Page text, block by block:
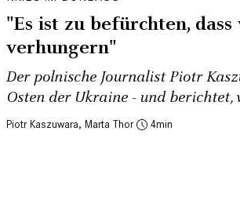
"Es ist zu befürchten,
verhungern"
Der polnische Journalist Piotr
Osten der Ukraine - und berichtet,
Piotr Kaszuwara, Marta Thor 4